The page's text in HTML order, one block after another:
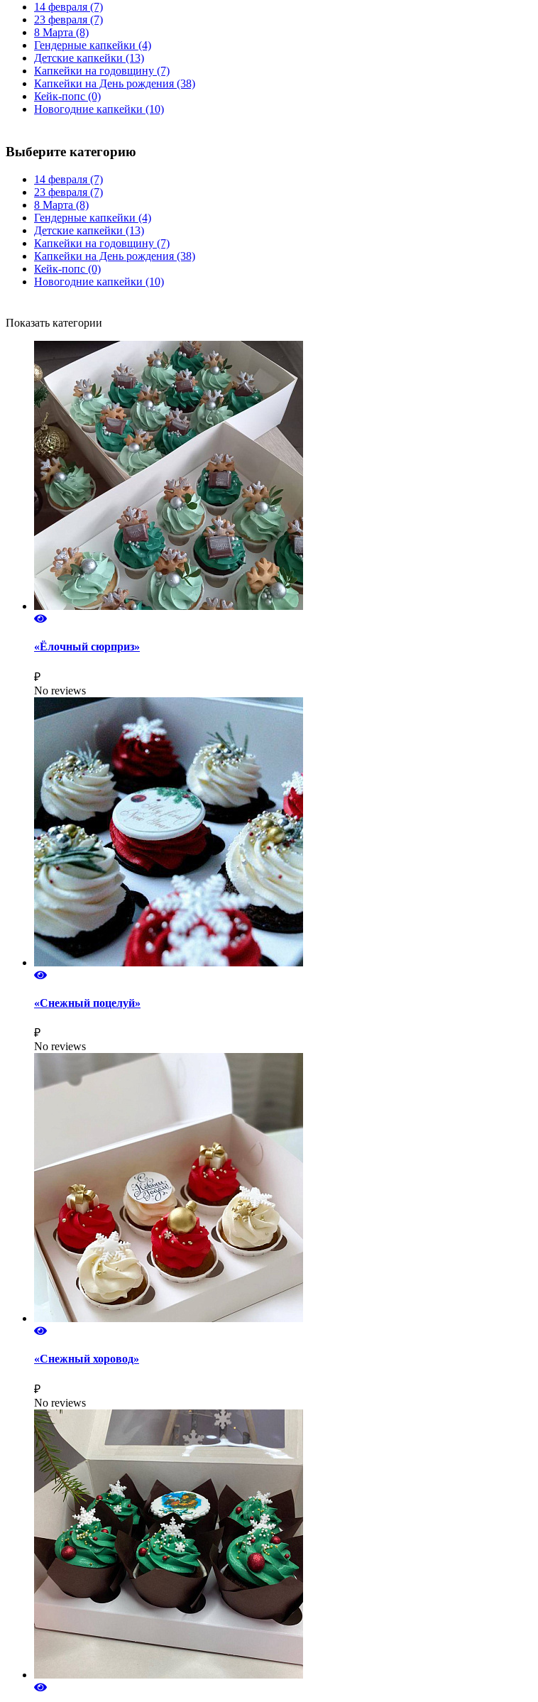
14 февраля (7)
23 февраля (7)
8 Марта (8)
Гендерные капкейки (4)
Детские капкейки (13)
Капкейки на годовщину (7)
Капкейки на День рождения (38)
Кейк-попс (0)
Новогодние капкейки (10)
Выберите категорию
14 февраля (7)
23 февраля (7)
8 Марта (8)
Гендерные капкейки (4)
Детские капкейки (13)
Капкейки на годовщину (7)
Капкейки на День рождения (38)
Кейк-попс (0)
Новогодние капкейки (10)
Показать категории
«Ёлочный сюрприз»
₽
No reviews
«Снежный поцелуй»
₽
No reviews
«Снежный хоровод»
₽
No reviews